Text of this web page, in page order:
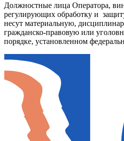
Должностные лица Оператора,
регулирующих обработку и
несут материальную,
гражданско-правовую или
порядке, установленном